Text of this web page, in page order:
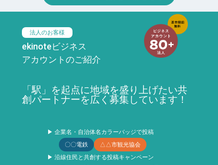
法人のお客様
ekinoteビジネス
アカウントのご紹介
「駅」を起点に地域を盛り上げたい共
創パートナーを広く募集しています！
▶ 企業名・自治体名カラーバッジで投稿
〇〇電鉄
△△市観光協会
▶ 沿線住民と共創する投稿キャンペーン